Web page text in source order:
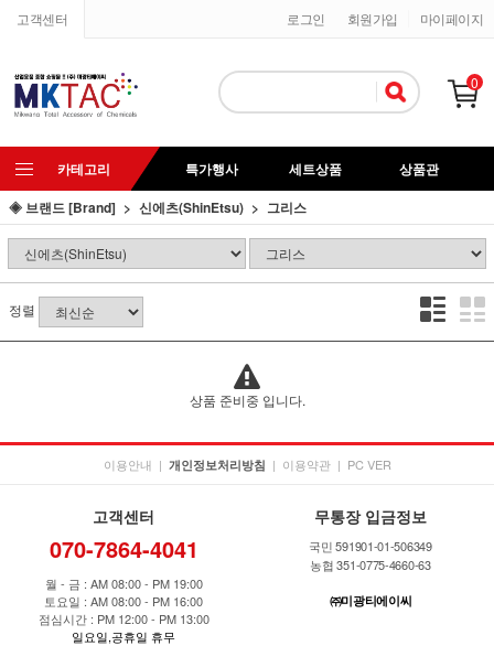
고객센터 마이페이지
회원가입
로그인
0
카테고리 특가행사 세트상품
상품관
◈ 브랜드 [Brand]
신에츠(ShinEtsu) 그리스
정렬
상품 준비중 입니다.
이용안내 | 개인정보처리방침 | 이용약관 | PC VER
고객센터
070-7864-4041
월 - 금 : AM 08:00 - PM 19:00
토요일 : AM 08:00 - PM 16:00
점심시간 : PM 12:00 - PM 13:00
일요일,공휴일 휴무
무통장 입금정보
국민 591901-01-506349
농협 351-0775-4660-63
㈜미광티에이씨